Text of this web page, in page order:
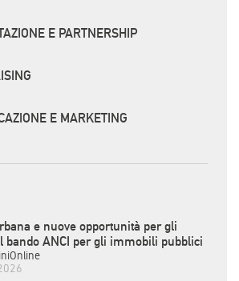
E PARTNERSHIP
E MARKETING
e nuove opportunità per gli
bando ANCI per gli immobili pubblici